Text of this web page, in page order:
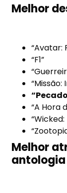
Melhor
“Avatar:
“F1”
“A Hora
Melhor
antologia